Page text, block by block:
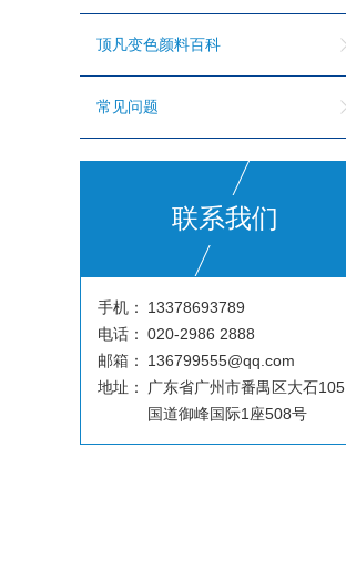
顶凡变色颜料百科
常见问题
联系我们
手机：
13378693789
电话： 020-2986 2888
邮箱：
136799555@qq.com
地址：
广东省广州市番禺区大石105
国道御峰国际1座508号